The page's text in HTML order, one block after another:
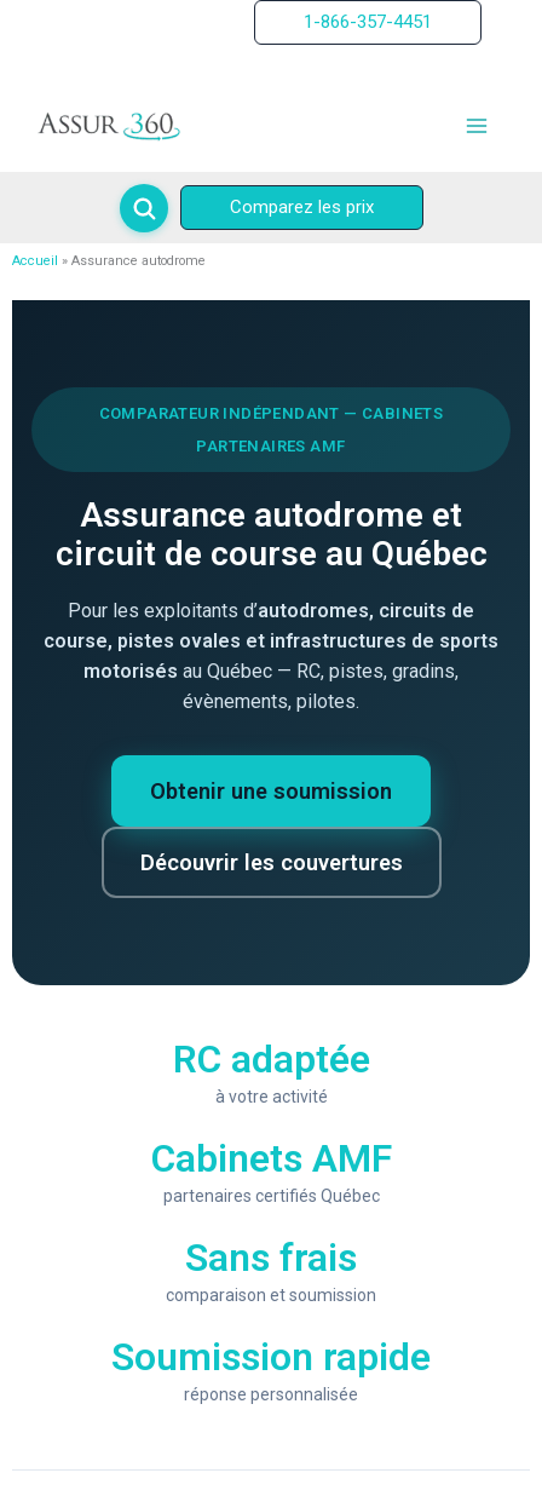
1-866-357-4451
Comparez les prix
Accueil Assurance autodrome
COMPARATEUR INDÉPENDANT — CABINETS
PARTENAIRES AMF
Assurance autodrome et
circuit de course au Québec
Pour les exploitants d’autodromes, circuits de
course, pistes ovales et infrastructures de sports
motorisés au Québec — RC, pistes, gradins,
évènements, pilotes.
Obtenir une soumission
Découvrir les couvertures
RC adaptée
à votre activité
Cabinets AMF
partenaires certifiés Québec
Sans frais
comparaison et soumission
Soumission rapide
réponse personnalisée